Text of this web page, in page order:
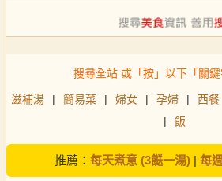
搜尋全站 或「按」以下「關
滋補湯 | 簡易菜 | 婦女 | 孕婦 | 西餐
|
飯
推薦： 每天煮意 (3餸一湯)| 每